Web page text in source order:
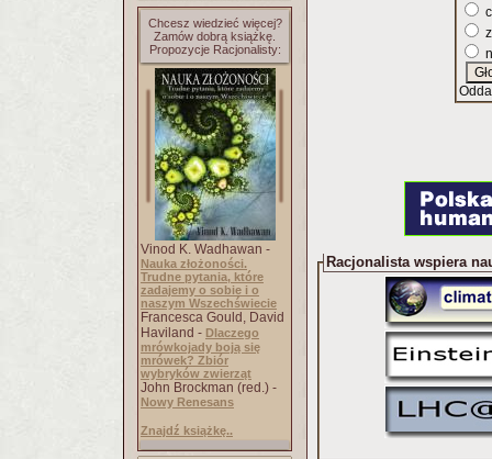
Chcesz wiedzieć więcej?
Zamów dobrą książkę.
Propozycje Racjonalisty:
Vinod K. Wadhawan -
Nauka złożoności.
Trudne pytania, które
zadajemy o sobie i o
naszym Wszechświecie
Francesca Gould, David
Haviland - Dlaczego
mrówkojady boją się
mrówek? Zbiór
wybryków zwierząt
John Brockman (red.) -
Nowy Renesans
Znajdź książkę..
Racjonalista wspiera